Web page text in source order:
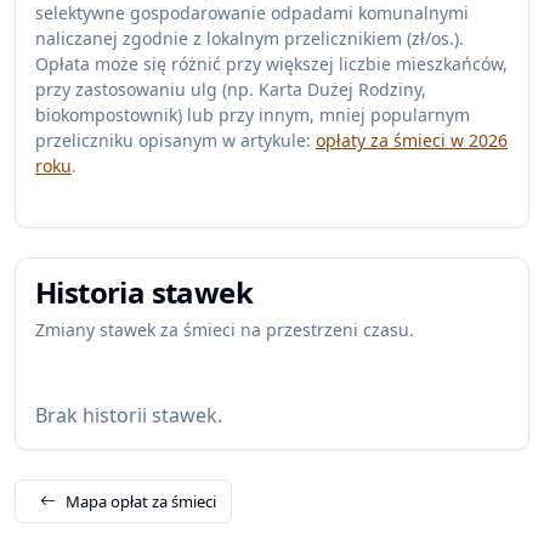
selektywne gospodarowanie odpadami komunalnymi
naliczanej zgodnie z lokalnym przelicznikiem (zł/os.).
Opłata może się różnić przy większej liczbie mieszkańców,
przy zastosowaniu ulg (np. Karta Dużej Rodziny,
biokompostownik) lub przy innym, mniej popularnym
przeliczniku opisanym w artykule: opłaty za śmieci w 2026
roku.
Historia stawek
Zmiany stawek za śmieci na przestrzeni czasu.
Brak historii stawek.
Mapa opłat za śmieci